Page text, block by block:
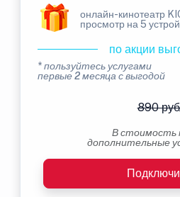
онлайн-кинотеатр
просмотр на 5
по акции
* пользуйтесь услугами
первые 2 месяца с выгодой
890
В стоимость
дополнительные